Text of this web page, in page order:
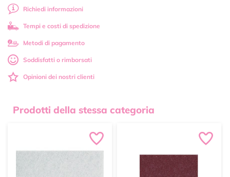
Richiedi informazioni
Tempi e costi di spedizione
Metodi di pagamento
Soddisfatti o rimborsati
Opinioni dei nostri clienti
Prodotti della stessa categoria